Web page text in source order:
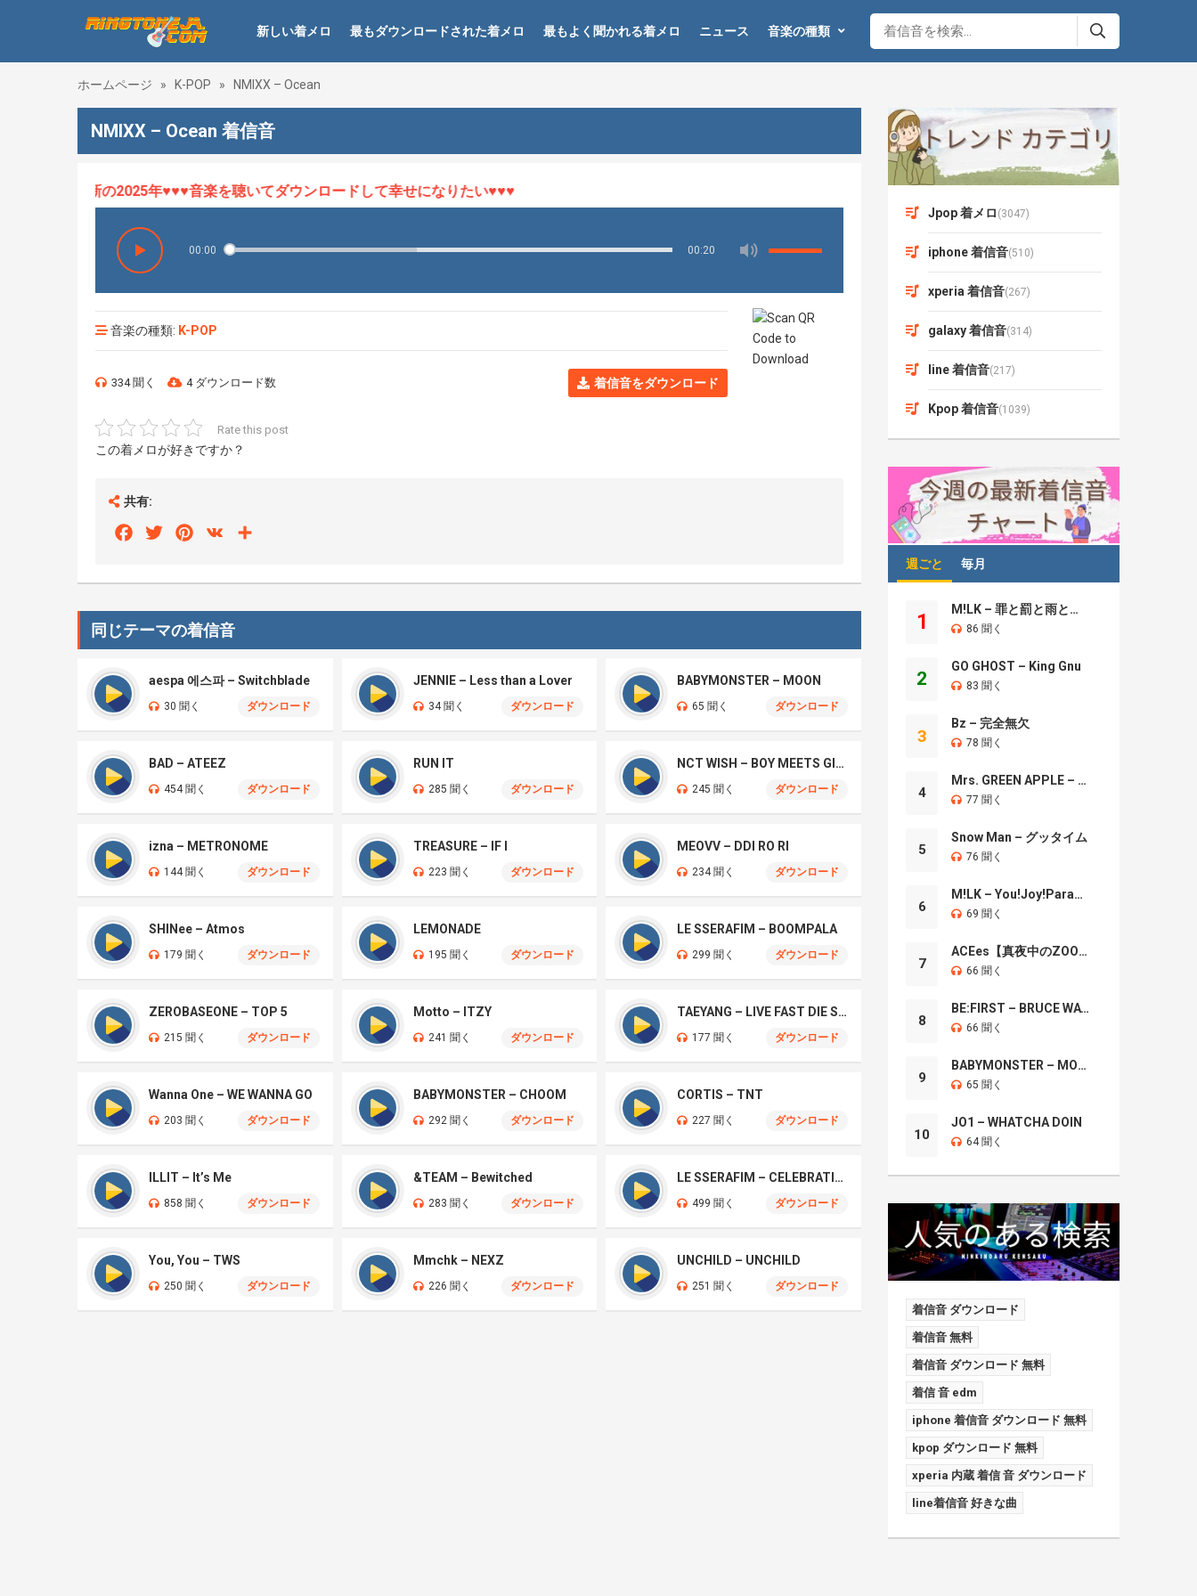
新しい着メロ 最もダウンロードされた着メロ 最もよく聞かれる着メロ ニュース 音楽の種類
ホームページ » K-POP » NMIXX – Ocean
NMIXX – Ocean 着信音
、最新の2025年♥♥♥音楽を聴いてダウンロードして幸せになりたい♥♥♥
00:00 00:20
音楽の種類: K-POP
334 聞く 4 ダウンロード数 着信音をダウンロード
Rate this post
この着メロが好きですか？
共有:
FacebookTwitterPinterest
VK
同じテーマの着信音
aespa 에스파 – Switchblade
30 聞く ダウンロード
JENNIE – Less than a Lover
34 聞く ダウンロード
BABYMONSTER – MOON
65 聞く ダウンロード
BAD – ATEEZ
454 聞く ダウンロード
RUN IT
285 聞く ダウンロード
NCT WISH – BOY MEETS GIRL
245 聞く ダウンロード
izna – METRONOME
144 聞く ダウンロード
TREASURE – IF I
223 聞く ダウンロード
MEOVV – DDI RO RI
234 聞く ダウンロード
SHINee – Atmos
179 聞く ダウンロード
LEMONADE
195 聞く ダウンロード
LE SSERAFIM – BOOMPALA
299 聞く ダウンロード
ZEROBASEONE – TOP 5
215 聞く ダウンロード
Motto – ITZY
241 聞く ダウンロード
TAEYANG – LIVE FAST DIE SLOW
177 聞く ダウンロード
Wanna One – WE WANNA GO
203 聞く ダウンロード
BABYMONSTER – CHOOM
292 聞く ダウンロード
CORTIS – TNT
227 聞く ダウンロード
ILLIT – It’s Me
858 聞く ダウンロード
&TEAM – Bewitched
283 聞く ダウンロード
LE SSERAFIM – CELEBRATION
499 聞く ダウンロード
You, You – TWS
250 聞く ダウンロード
Mmchk – NEXZ
226 聞く ダウンロード
UNCHILD – UNCHILD
251 聞く ダウンロード
Jpop 着メロ (3047)
iphone 着信音(510)
xperia 着信音(267)
galaxy 着信音(314)
line 着信音(217)
Kpop 着信音(1039)
週ごと 毎月
1
M!LK – 罪と罰と雨とキス
86 聞く
2
GO GHOST – King Gnu
83 聞く
3
Bz – 完全無欠
78 聞く
4
Mrs. GREEN APPLE – Brand New
77 聞く
5
Snow Man – グッタイム
76 聞く
6
M!LK – You!Joy!Parade!
69 聞く
7
ACEes【真夜中のZOO】
66 聞く
8
BE:FIRST – BRUCE WAYNE
66 聞く
9
BABYMONSTER – MOON
65 聞く
10
JO1 – WHATCHA DOIN
64 聞く
着信音 ダウンロード
着信音 無料
着信音 ダウンロード 無料
着信 音 edm
iphone 着信音 ダウンロード 無料
kpop ダウンロード 無料
xperia 内蔵 着信 音 ダウンロード
line着信音 好きな曲